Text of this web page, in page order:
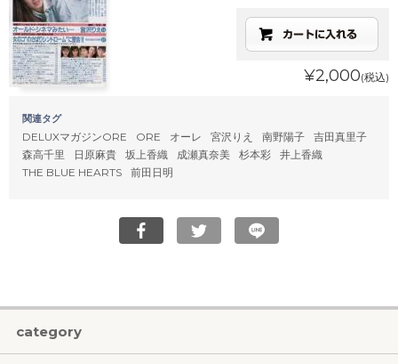
¥2,000(税込)
関連タグ
DELUXマガジンORE ORE オーレ 宮沢りえ 南野陽子
吉田真里子
森高千里
日原麻貴 坂上香織 成瀬真奈美 杉本彩
井上香織
THE BLUE HEARTS
前田日明
category